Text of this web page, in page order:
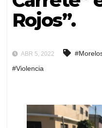
Rojos”.
ABR 5, 2022
#Violencia